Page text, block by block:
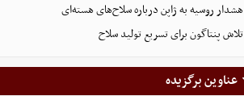
هشدار روسیه به ژاپن درباره سلاح‌های هسته‌ای
تلاش پنتاگون برای تسریع تولید سلاح
عناوین برگزیده